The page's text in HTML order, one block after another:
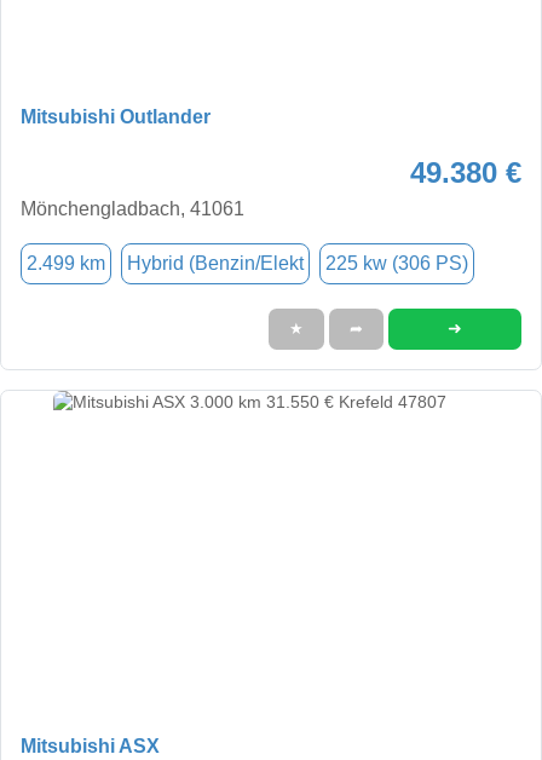
Mitsubishi Outlander
49.380 €
Mönchengladbach, 41061
2.499 km Hybrid (Benzin/Elekt 225 kw (306 PS)
★ ➦ ➜
Mitsubishi ASX